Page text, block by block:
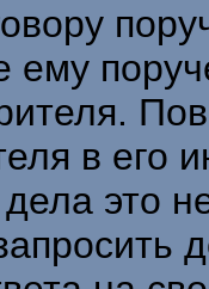
ему
в его
дела это